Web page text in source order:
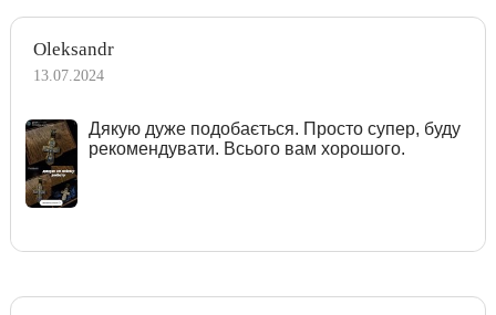
Oleksandr
13.07.2024
Дякую дуже подобається. Просто супер, буду
рекомендувати. Всього вам хорошого.